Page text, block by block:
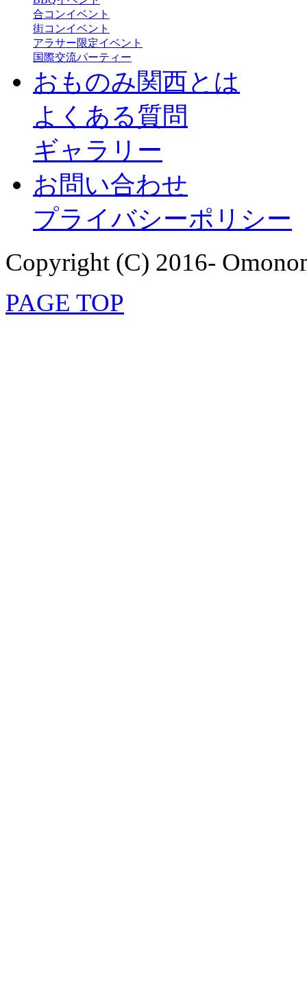
合コンイベント
街コンイベント
アラサー限定イベント
国際交流パーティー
おものみ関西とは
よくある質問
ギャラリー
お問い合わせ
プライバシーポリシー
Copyright (C) 2016-
PAGE TOP